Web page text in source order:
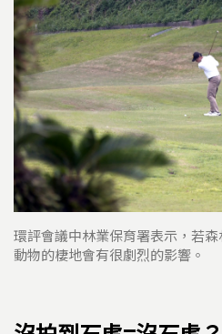
環評會議中林業保育署表示，若
動物的棲地會有很劇烈的影響。